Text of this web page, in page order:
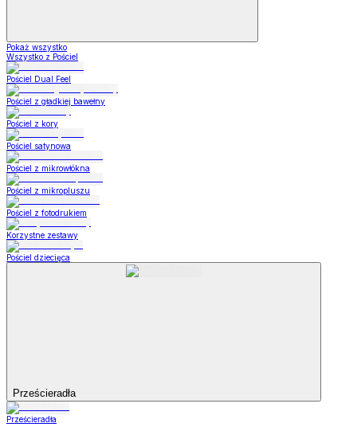
Pokaż wszystko
Wszystko z Pościel
Pościel Dual Feel
Pościel z gładkiej bawełny
Pościel z kory
Pościel satynowa
Pościel z mikrowłókna
Pościel z mikropluszu
Pościel z fotodrukiem
Korzystne zestawy
Pościel dziecięca
Prześcieradła
Prześcieradła